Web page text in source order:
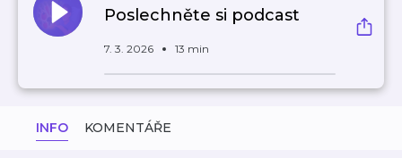
Poslechněte si podcast
7. 3. 2026 13 min
INFO KOMENTÁŘE